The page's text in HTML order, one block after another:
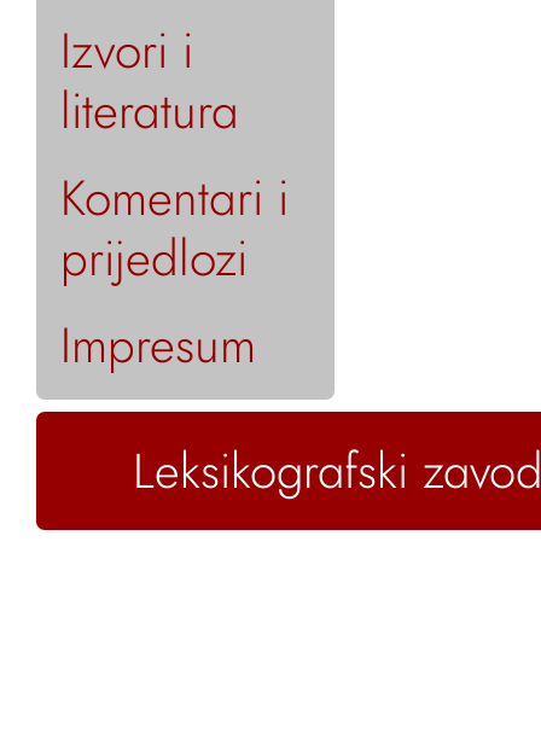
Izvori i
literatura
Komentari i
prijedlozi
Impresum
Leksikografski